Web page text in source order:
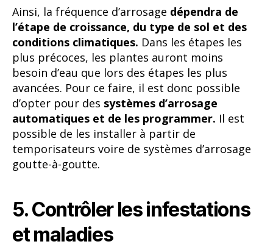
Ainsi, la fréquence d’arrosage dépendra de
l’étape de croissance, du type de sol et des
conditions climatiques. Dans les étapes les
plus précoces, les plantes auront moins
besoin d’eau que lors des étapes les plus
avancées. Pour ce faire, il est donc possible
d’opter pour des systèmes d’arrosage
automatiques et de les programmer. Il est
possible de les installer à partir de
temporisateurs voire de systèmes d’arrosage
goutte-à-goutte.
5. Contrôler les infestations
et maladies